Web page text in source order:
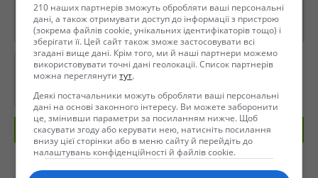
Отправить сообщение
210 наших партнерів зможуть обробляти ваші персональні
дані, а також отримувати доступ до інформації з пристрою
(зокрема файлів cookie, унікальних ідентифікаторів тощо) і
зберігати її. Цей сайт також зможе застосовувати всі
згадані вище дані. Крім того, ми й наші партнери можемо
використовувати точні дані геолокації. Список партнерів
можна переглянутитут.
Деякі постачальники можуть обробляти ваші персональні
дані на основі законного інтересу. Ви можете заборонити
це, змінивши параметри за посиланням нижче. Щоб
скасувати згоду або керувати нею, натисніть посилання
внизу цієї сторінки або в меню сайту й перейдіть до
налаштувань конфіденційності й файлів cookie.